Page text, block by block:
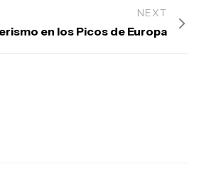
NEXT
en los Picos de Europa